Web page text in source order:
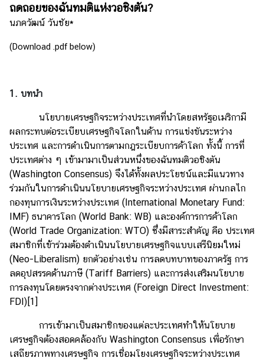
P
u
b
a
i
o
n
s
I
n
t
e
r
n
s
h
p
ถดถอยของฉันทมติแห่งวอชิงตัน?
นภควัฒน์ วันชัย*
(Download .pdf below)
1. บทนำ
นโยบายเศรษฐกิจระหว่างประเทศที่นำโดยสหรัฐอเมริกามี
ผลกระทบต่อระเบียบเศรษฐกิจโลกในด้าน การแข่งขันระหว่าง
ประเทศ และการดำเนินการตามกฎระเบียบการค้าโลก ทั้งนี้ การที่
ประเทศต่าง ๆ เข้ามามาเป็นส่วนหนึ่งของฉันทมติวอชิงตัน
(Washington Consensus) จึงได้ทั้งผลประโยชน์และมีแนวทาง
ร่วมกันในการดำเนินนโยบายเศรษฐกิจระหว่างประเทศ ผ่านกลไก
กองทุนการเงินระหว่างประเทศ (International Monetary Fund:
IMF) ธนาคารโลก (World Bank: WB) และองค์การการค้าโลก
(World Trade Organization: WTO) ซึ่งมีสาระสำคัญ คือ ประเทศ
สมาชิกที่เข้าร่วมต้องดำเนินนโยบายเศรษฐกิจแบบเสรีนิยมใหม่
(Neo-Liberalism) ยกตัวอย่างเช่น การลดบทบาทของภาครัฐ การ
ลดอุปสรรคด้านภาษี (Tariff Barriers) และการส่งเสริมนโยบาย
การลงทุนโดยตรงจากต่างประเทศ (Foreign Direct Investment:
FDI)[1]
การเข้ามาเป็นสมาชิกของแต่ละประเทศทำให้นโยบาย
เศรษฐกิจต้องสอดคล้องกับ Washington Consensus เพื่อรักษา
เสถียรภาพทางเศรษฐกิจ การเชื่อมโยงเศรษฐกิจระหว่างประเทศ